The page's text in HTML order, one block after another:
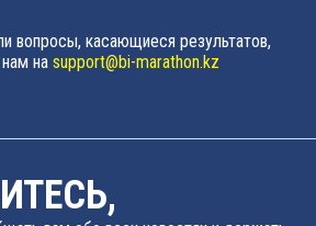
вопросы, касающиеся результатов,
на support@bi-marathon.kz